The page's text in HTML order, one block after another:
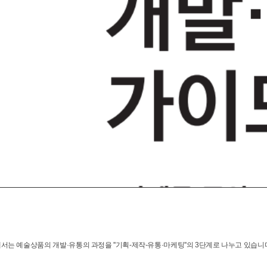
는 예술상품의 개발·유통의 과정을 ''기획-제작-유통·마케팅''의 3단계로 나누고 있습니